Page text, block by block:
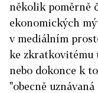
několik poměrně
ekonomických
v mediálním
ke zkratkovitému
nebo dokonce k
"obecně